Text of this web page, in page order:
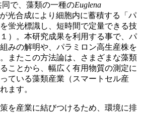
で、藻類の一種のEuglena
光合成により細胞内に蓄積する「パ
蛍光標識し、短時間で定量できる技
）。本研究成果を利用する事で、パ
みの解明や、パラミロン高生産株を
またこの方法論は、さまざまな藻類
ことから、幅広く有用物質の測定に
ている藻類産業（スマートセル産
ます。
を産業に結びつけるため、環境に排